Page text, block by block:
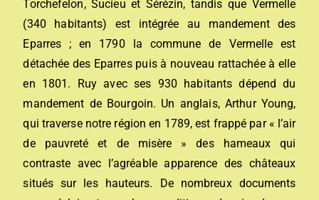
Torchefelon, Sucieu et Sérézin, tandis que Vermelle
(340 habitants) est intégrée au mandement des
Eparres ; en 1790 la commune de Vermelle est
détachée des Eparres puis à nouveau rattachée à elle
en 1801. Ruy avec ses 930 habitants dépend du
mandement de Bourgoin. Un anglais, Arthur Young,
qui traverse notre région en 1789, est frappé par « l’air
de pauvreté et de misère » des hameaux qui
contraste avec l’agréable apparence des châteaux
situés sur les hauteurs. De nombreux documents